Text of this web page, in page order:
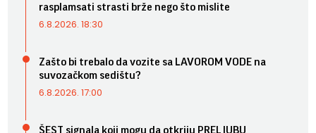
rasplamsati strasti brže nego što mislite
6.8.2026. 18:30
Zašto bi trebalo da vozite sa LAVOROM VODE na
suvozačkom sedištu?
6.8.2026. 17:00
ŠEST signala koji mogu da otkriju PRELJUBU